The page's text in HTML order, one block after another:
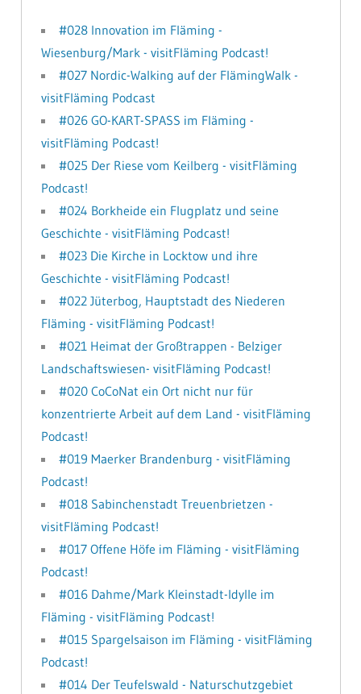
#028 Innovation im Fläming -
Wiesenburg/Mark - visitFläming Podcast!
#027 Nordic-Walking auf der FlämingWalk -
visitFläming Podcast
#026 GO-KART-SPASS im Fläming -
visitFläming Podcast!
#025 Der Riese vom Keilberg - visitFläming
Podcast!
#024 Borkheide ein Flugplatz und seine
Geschichte - visitFläming Podcast!
#023 Die Kirche in Locktow und ihre
Geschichte - visitFläming Podcast!
#022 Jüterbog, Hauptstadt des Niederen
Fläming - visitFläming Podcast!
#021 Heimat der Großtrappen - Belziger
Landschaftswiesen- visitFläming Podcast!
#020 CoCoNat ein Ort nicht nur für
konzentrierte Arbeit auf dem Land - visitFläming
Podcast!
#019 Maerker Brandenburg - visitFläming
Podcast!
#018 Sabinchenstadt Treuenbrietzen -
visitFläming Podcast!
#017 Offene Höfe im Fläming - visitFläming
Podcast!
#016 Dahme/Mark Kleinstadt-Idylle im
Fläming - visitFläming Podcast!
#015 Spargelsaison im Fläming - visitFläming
Podcast!
#014 Der Teufelswald - Naturschutzgebiet